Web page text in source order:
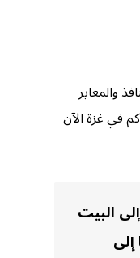
والمعابر
في غزة الآن
البيت